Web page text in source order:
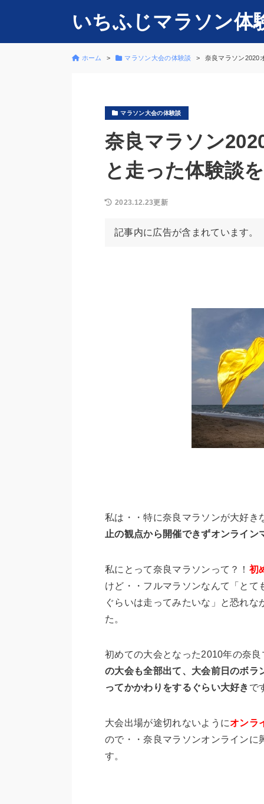
いちふじマラソン体
ホーム マラソン大会の体験談 奈良マラソン2020
マラソン大会の体験談
奈良マラソン
と走った体験談
2023.12.23更新
記事内に広告が含まれています。
私は・・特に奈良マラソンが大好き
止の観点から開催できずオンライン
私にとって奈良マラソンって？！ 初
けど・・フルマラソンなんて「と
ぐらいは走ってみたいな」と恐れ
た。
初めての大会となった2010年の奈
の大会も全部出て、大会前日のボ
ってかかわりをするぐらい大好き で
大会出場が途切れないようにオンラ
ので・・奈良マラソンオンライン
す。